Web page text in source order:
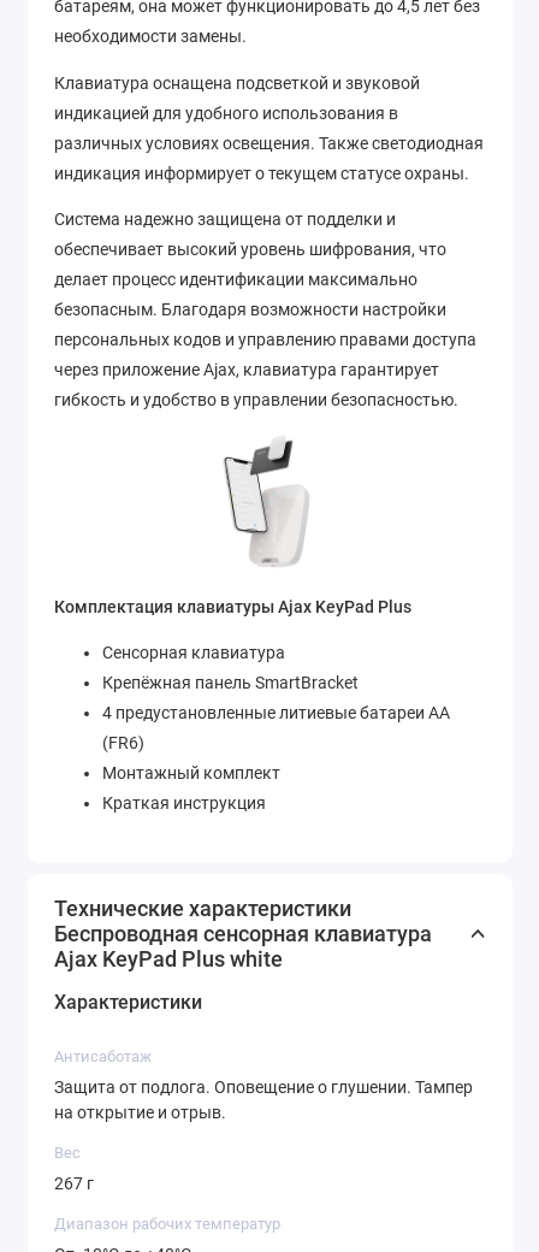
батареям, она может функционировать до 4,5 лет без
необходимости замены.
Клавиатура оснащена подсветкой и звуковой
индикацией для удобного использования в
различных условиях освещения. Также светодиодная
индикация информирует о текущем статусе охраны.
Система надежно защищена от подделки и
обеспечивает высокий уровень шифрования, что
делает процесс идентификации максимально
безопасным. Благодаря возможности настройки
персональных кодов и управлению правами доступа
через приложение Ajax, клавиатура гарантирует
гибкость и удобство в управлении безопасностью.
Комплектация клавиатуры Ajax KeyPad Plus
Сенсорная клавиатура
Крепёжная панель SmartBracket
4 предустановленные литиевые батареи АА
(FR6)
Монтажный комплект
Краткая инструкция
Технические характеристики
Беспроводная сенсорная клавиатура
Ajax KeyPad Plus white
Характеристики
Антисаботаж
Защита от подлога. Оповещение о глушении. Тампер
на открытие и отрыв.
Вес
267 г
Диапазон рабочих температур